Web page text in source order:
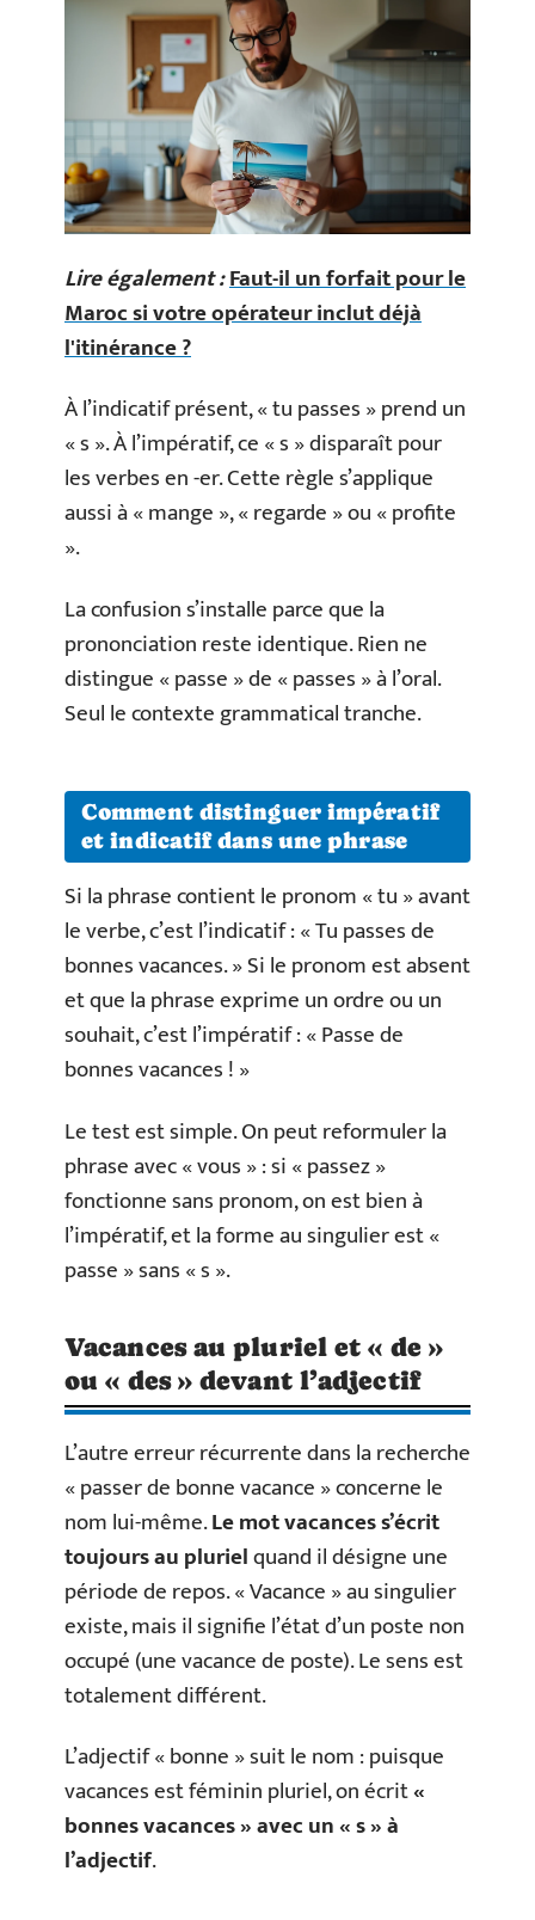
Lire également :Faut-il un forfait pour le
Maroc si votre opérateur inclut déjà
l'itinérance ?
À l’indicatif présent, « tu passes » prend un
« s ». À l’impératif, ce « s » disparaît pour
les verbes en -er. Cette règle s’applique
aussi à « mange », « regarde » ou « profite
».
La confusion s’installe parce que la
prononciation reste identique. Rien ne
distingue « passe » de « passes » à l’oral.
Seul le contexte grammatical tranche.
Comment distinguer impératif
et indicatif dans une phrase
Si la phrase contient le pronom « tu » avant
le verbe, c’est l’indicatif : « Tu passes de
bonnes vacances. » Si le pronom est absent
et que la phrase exprime un ordre ou un
souhait, c’est l’impératif : « Passe de
bonnes vacances ! »
Le test est simple. On peut reformuler la
phrase avec « vous » : si « passez »
fonctionne sans pronom, on est bien à
l’impératif, et la forme au singulier est «
passe » sans « s ».
Vacances au pluriel et « de »
ou « des » devant l’adjectif
L’autre erreur récurrente dans la recherche
« passer de bonne vacance » concerne le
nom lui-même.Le mot vacances s’écrit
toujours au plurielquand il désigne une
période de repos. « Vacance » au singulier
existe, mais il signifie l’état d’un poste non
occupé (une vacance de poste). Le sens est
totalement différent.
L’adjectif « bonne » suit le nom : puisque
vacances est féminin pluriel, on écrit«
bonnes vacances » avec un « s » à
l’adjectif.